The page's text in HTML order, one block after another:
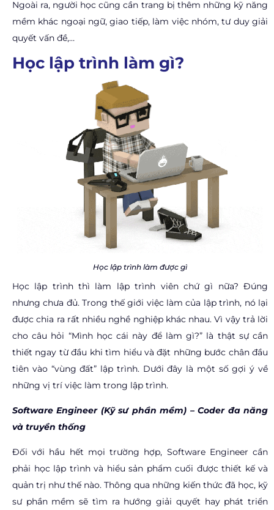
Ngoài ra, người học cũng cần trang bị thêm những kỹ năng
mềm khác ngoại ngữ, giao tiếp, làm việc nhóm, tư duy giải
quyết vấn đề,…
Học lập trình làm gì?
Học lập trình làm được gì
Học lập trình thì làm lập trình viên chứ gì nữa? Đúng
nhưng chưa đủ. Trong thế giới việc làm của lập trình, nó lại
được chia ra rất nhiều nghề nghiệp khác nhau. Vì vậy trả lời
cho câu hỏi “Mình học cái này để làm gì?” là thật sự cần
thiết ngay từ đầu khi tìm hiểu và đặt những bước chân đầu
tiên vào “vùng đất” lập trình. Dưới đây là một số gợi ý về
những vị trí việc làm trong lập trình.
Software Engineer (Kỹ sư phần mềm) –Coder đa năng
và truyền thống
Đối với hầu hết mọi trường hợp, Software Engineer cần
phải học lập trình và hiểu sản phẩm cuối được thiết kế và
quản trị như thế nào. Thông qua những kiến thức đã học, kỹ
sư phần mềm sẽ tìm ra hướng giải quyết hay phát triển